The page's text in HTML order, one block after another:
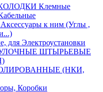
Клемные
к ним (Углы ,
Электроустановки
ШТЫРЬЕВЫЕ
(НКИ,
Коробки